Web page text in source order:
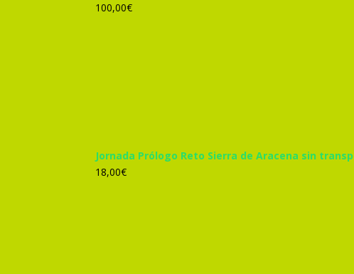
100,00€
Jornada Prólogo Reto Sierra de Aracena sin
18,00€